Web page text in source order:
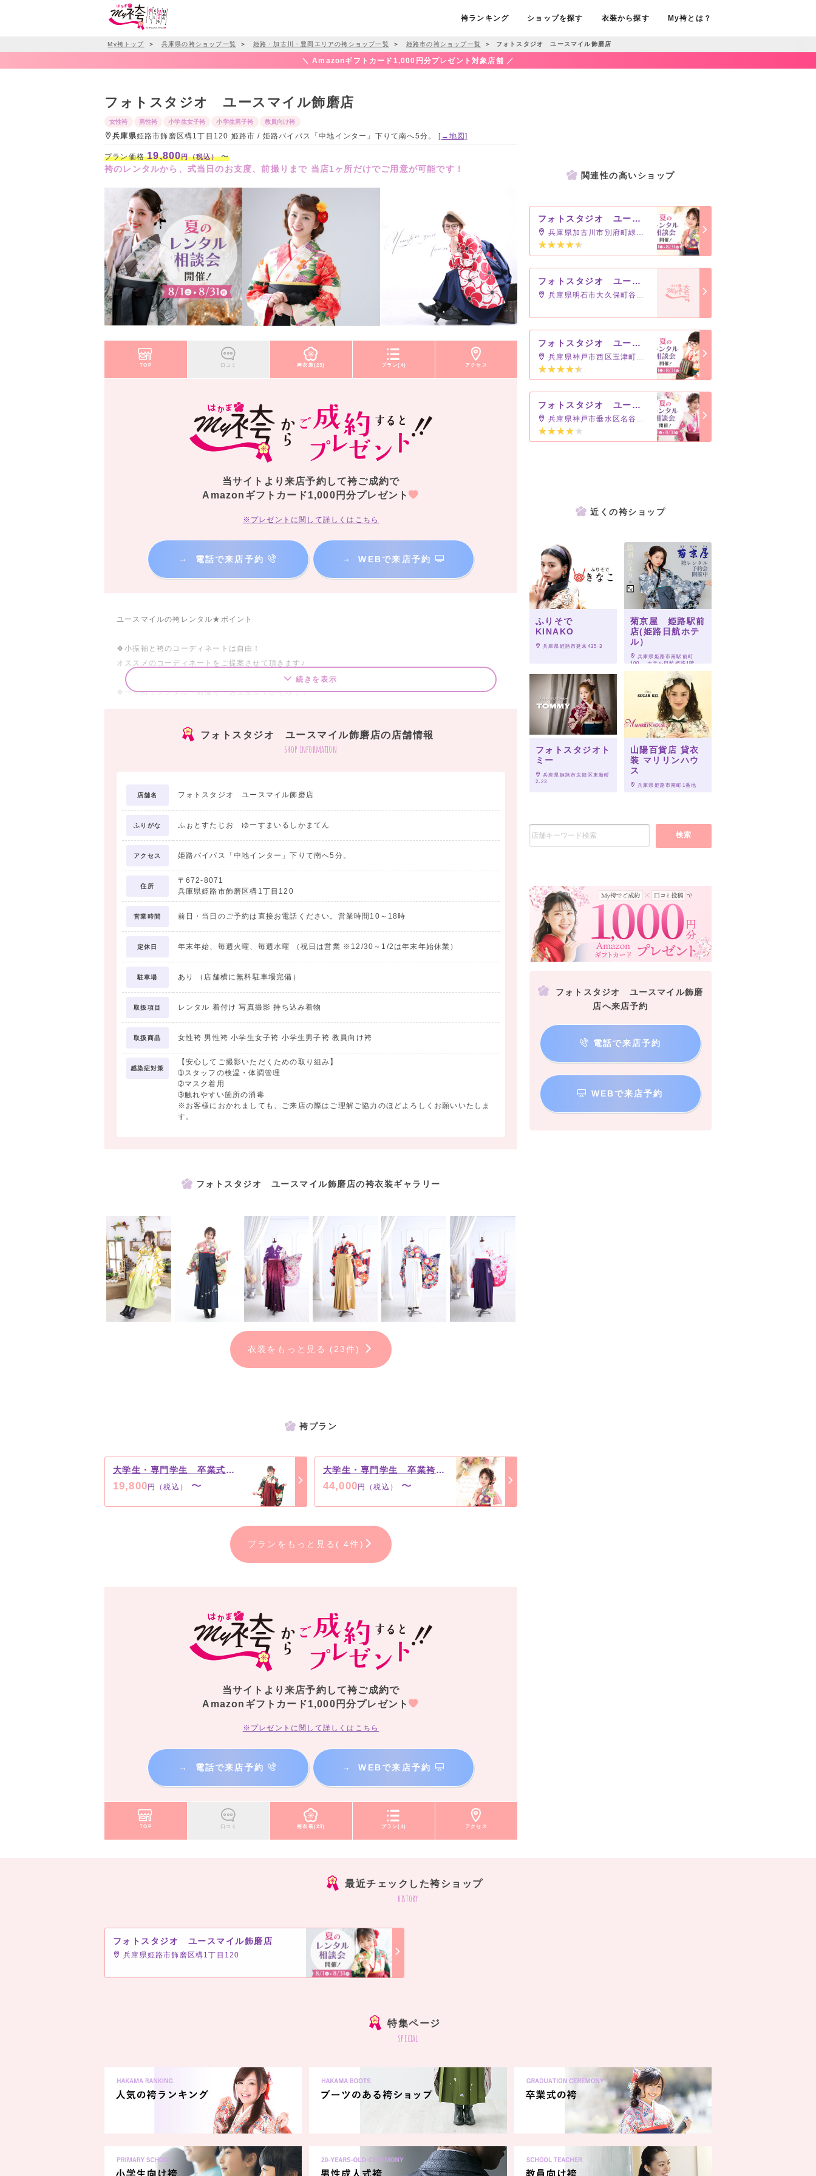
袴ランキング ショップを探す 衣装から探す My袴とは？
My袴トップ ＞ 兵庫県の袴ショップ一覧 ＞ 姫路・加古川・豊岡エリアの袴ショップ一覧 ＞ 姫路市の袴ショップ一覧 ＞ フォトスタジオ ユースマイル飾磨店
＼ Amazonギフトカード1,000円分プレゼント対象店舗 ／
フォトスタジオ ユースマイル飾磨店
女性袴 男性袴 小学生女子袴 小学生男子袴 教員向け袴
兵庫県姫路市飾磨区構1丁目120 姫路市 / 姫路バイパス「中地インター」下りて南へ5分。 [→地図]
プラン価格19,800円（税込）〜
袴のレンタルから、式当日のお支度、前撮りまで 当店1ヶ所だけでご用意が可能です！
TOP 口コミ 袴衣装(23) プラン(4) アクセス
当サイトより来店予約して袴ご成約で
Amazonギフトカード1,000円分プレゼント
※プレゼントに関して詳しくはこちら
→ 電話で来店予約 → WEBで来店予約
ユースマイルの袴レンタル★ポイント
🍀小振袖と袴のコーディネートは自由！
オススメのコーディネートをご提案させて頂きます♪
🍀一ヶ所でレンタル・前撮り・お支度全てがそろう！
🍀写真館だからこそ！前撮りもこだわり撮影♪
オシャレなスタジオセット・美しいライティング・プロカメラマンの撮影で、こだわりのお写真が残せま
△\\\\\\\\\\\\\\\\\\\\\\\\\▽
おひとり様 19,800円～
※選ばれるお着物により料金が異なります
※別途安心保証料2,100円 ※お写真代別途
┗ーーーーーーーー┛
お友達と
一緒にご成約で
レンタル10％OFF♪
┗ーーーーーーーー┛
まずはお気軽にお衣装合わせにお越しください。
― ― ― ― ― ― ― ―
卒業式はスーツでご参加のお嬢様へ。袴姿をお写真で残しませんか？
❤ 卒業袴 撮影のみプラン
おひとり様 5,500円
※お写真代別途
公式ホームページも是非チェックしてみて下さい！(*^^*)
続きを表示
フォトスタジオ ユースマイル飾磨店の店舗情報
shop information
店舗名 フォトスタジオ ユースマイル飾磨店
ふりがな ふぉとすたじお ゆーすまいるしかまてん
アクセス 姫路バイパス「中地インター」下りて南へ5分。
住所
〒672-8071
兵庫県姫路市飾磨区構1丁目120
営業時間 前日・当日のご予約は直接お電話ください。営業時間10～18時
定休日 年末年始、毎週火曜、毎週水曜 （祝日は営業 ※12/30～1/2は年末年始休業）
駐車場 あり （店舗横に無料駐車場完備）
取扱項目 レンタル 着付け 写真撮影 持ち込み着物
取扱商品 女性袴 男性袴 小学生女子袴 小学生男子袴 教員向け袴
感染症対策
【安心してご撮影いただくための取り組み】
➀スタッフの検温・体調管理
➁マスク着用
➂触れやすい箇所の消毒
※お客様におかれましても、ご来店の際はご理解ご協力のほどよろしくお願いいたしま
す。
フォトスタジオ ユースマイル飾磨店の袴衣装ギャラリー
衣装をもっと見る (23件)
袴プラン
大学生・専門学生 卒業式当日レンタルプラン
19,800円（税込） 〜
大学生・専門学生 卒業袴 撮影のみプラン
44,000円（税込） 〜
プランをもっと見る( 4件)
当サイトより来店予約して袴ご成約で
Amazonギフトカード1,000円分プレゼント
※プレゼントに関して詳しくはこちら
→ 電話で来店予約 → WEBで来店予約
TOP 口コミ 袴衣装(23) プラン(4) アクセス
関連性の高いショップ
フォトスタジオ ユースマイル別府店
兵庫県加古川市別府町緑町17
フォトスタジオ ユースマイル明石店
兵庫県明石市大久保町谷八木915-1
フォトスタジオ ユースマイル西神戸店
兵庫県神戸市西区玉津町小山236-1
フォトスタジオ ユースマイル垂水店
兵庫県神戸市垂水区名谷町春日手2268-1
近くの袴ショップ
ふりそで
KINAKO
兵庫県姫路市延末435-3
菊京屋 姫路駅前
店(姫路日航ホテ
ル）
兵庫県姫路市南駅前町
100　 ホテル日航姫路1階
フォトスタジオト
ミー
兵庫県姫路市広畑区東新町
2-23
山陽百貨店 貸衣
装 マリリンハウ
ス
兵庫県姫路市南町1番地
検索
フォトスタジオ ユースマイル飾磨
店へ来店予約
電話で来店予約
WEBで来店予約
最近チェックした袴ショップ
history
フォトスタジオ ユースマイル飾磨店
兵庫県姫路市飾磨区構1丁目120
特集ページ
special